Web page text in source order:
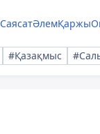
СаясатӘлемҚаржы
#Қазақмыс